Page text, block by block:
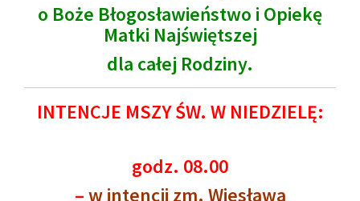
o Boże Błogosławieństwo i Opiekę
Matki Najświętszej
dla całej Rodziny.
INTENCJE MSZY ŚW. W NIEDZIELĘ:
godz. 08.00
–w intencji zm. Wiesława